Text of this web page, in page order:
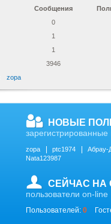
Сообщения
0
1
1
3946
zopa
НОВЫЕ
зарегистрированные
zopa ptc1974
Абрау-
Nata123987
СЕЙЧАС НА
пользователи on-line
Пользователей: 0